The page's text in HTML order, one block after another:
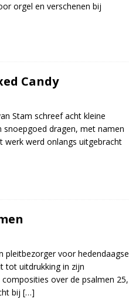
orgel en verschenen bij
Candy
Stam schreef acht kleine
dragen, met namen
werk werd onlangs uitgebracht
pleitbezorger voor hedendaagse
tot uitdrukking in zijn
over de psalmen 25,
bij […]